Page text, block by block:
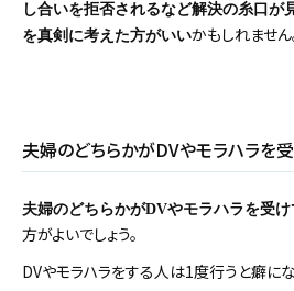
し合いを拒否されるなど解決の糸口が
を真剣に考えた方がいいかもしれません
夫婦のどちらかがDVやモラハラを
夫婦のどちらかがDVやモラハラを受
方がよいでしょう。
DVやモラハラをする人は1度行うと癖に